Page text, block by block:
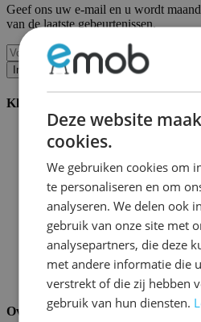
Geef ons uw e-mail en u wordt
van de laatste gebeurtenissen.
Inschrijven
Klantenservice
Bestellen bij Emob
Betaalmogelijkheden
Verzending en levering
Service en garantie
Annuleren of retourneren
Klachten
Montagetips
Onderhoudsadvies
Wachtwoord vergeten?
FAQ
Palletopslag & Fulfilment
Over ons
Deze website
cookies.
We gebruiken cookies om
te personaliseren en om
analyseren. We delen ook
gebruik van onze site met
analysepartners, die deze
met andere informatie die
verstrekt of die zij hebben
gebruik van hun diensten.